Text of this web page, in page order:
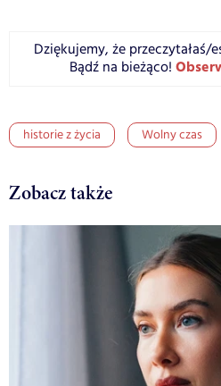
Dziękujemy, że przeczytałaś/
Bądź na bieżąco!
historie z życia Wolny czas
Zobacz także